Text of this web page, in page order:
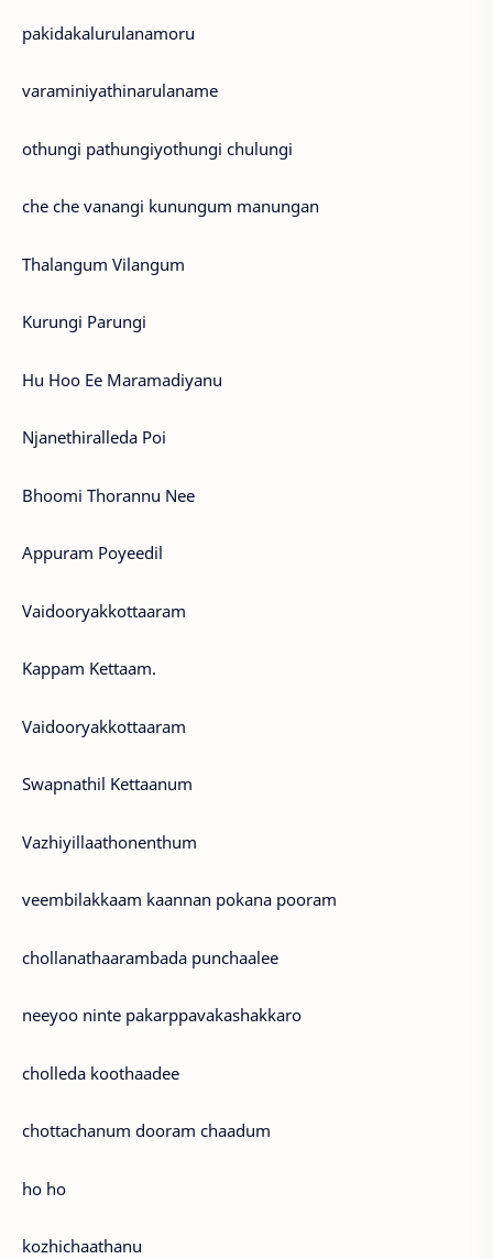
pakidakalurulanamoru
varaminiyathinarulaname
othungi pathungiyothungi chulungi
che che vanangi kunungum manungan
Thalangum Vilangum
Kurungi Parungi
Hu Hoo Ee Maramadiyanu
Njanethiralleda Poi
Bhoomi Thorannu Nee
Appuram Poyeedil
Vaidooryakkottaaram
Kappam Kettaam.
Vaidooryakkottaaram
Swapnathil Kettaanum
Vazhiyillaathonenthum
veembilakkaam kaannan pokana pooram
chollanathaarambada punchaalee
neeyoo ninte pakarppavakashakkaro
cholleda koothaadee
chottachanum dooram chaadum
ho ho
kozhichaathanu